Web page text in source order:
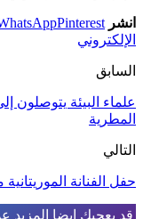
انشر Pinterest
الإلكتروني
السابق
علماء البيئة يتوصلون
المطرية
التالي
حفل الفنانة
قد يعجبك ايضا المزيد